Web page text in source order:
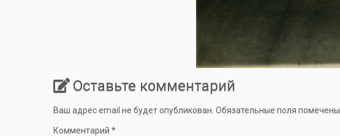
Оставьте комментарий
Ваш адрес email не будет опубликован. Обязательные поля помечены
Комментарий *